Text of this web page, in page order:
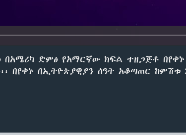
ድምፅ የአማርኛው ክፍል ተዘጋጅቶ በየቀኑ
በየቀኑ በኢትዮጵያዊያን ሰዓት አቆጣጠር ከምሽቱ